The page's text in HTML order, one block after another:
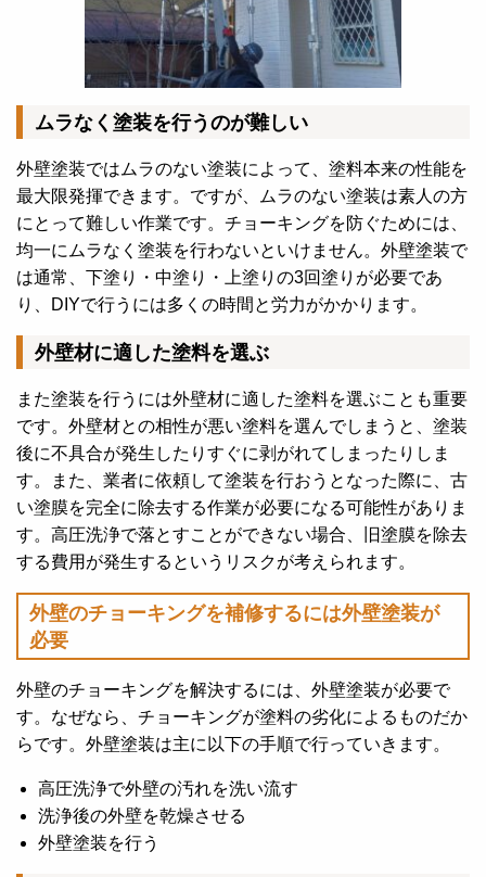
ムラなく塗装を行うのが難しい
外壁塗装ではムラのない塗装によって、塗料本来の性能を
最大限発揮できます。ですが、ムラのない塗装は素人の方
にとって難しい作業です。 チョーキングを防ぐためには、
均一にムラなく塗装を行わないといけません。外壁塗装で
は通常、下塗り・中塗り・上塗りの3回塗りが必要であ
り、DIYで行うには多くの時間と労力がかかります。
外壁材に適した塗料を選ぶ
また塗装を行うには外壁材に適した塗料を選ぶことも重要
です。外壁材との相性が悪い塗料を選んでしまうと、塗装
後に不具合が発生したりすぐに剥がれてしまったりしま
す。また、業者に依頼して塗装を行おうとなった際に、古
い塗膜を完全に除去する作業が必要になる可能性がありま
す。高圧洗浄で落とすことができない場合、旧塗膜を除去
する費用が発生するというリスクが考えられます。
外壁のチョーキングを補修するには外壁塗装が
必要
外壁のチョーキングを解決するには、外壁塗装が必要で
す。なぜなら、チョーキングが塗料の劣化によるものだか
らです。 外壁塗装は主に以下の手順で行っていきます。
高圧洗浄で外壁の汚れを洗い流す
洗浄後の外壁を乾燥させる
外壁塗装を行う